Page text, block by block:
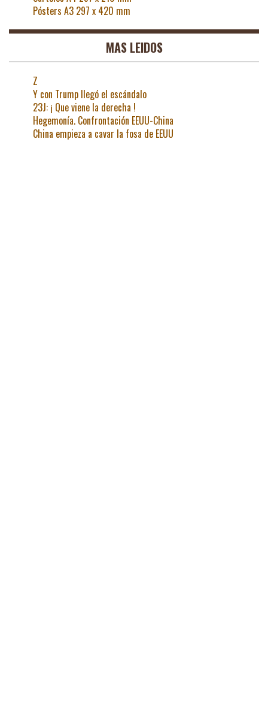
Pósters A3 297 x 420 mm
MAS LEIDOS
Z
Y con Trump llegó el escándalo
23J: ¡ Que viene la derecha !
Hegemonía. Confrontación EEUU-China
China empieza a cavar la fosa de EEUU